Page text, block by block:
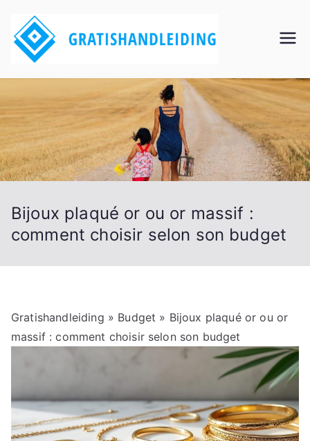
contenu
shan
dleidi
ng
Bijoux plaqué or ou or massif :
comment choisir selon son budget
Gratishandleiding » Budget » Bijoux plaqué or ou or
massif : comment choisir selon son budget